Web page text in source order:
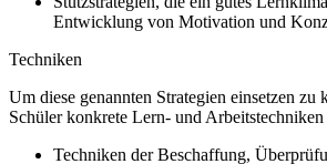
Entwicklung von Motivation und
Techniken
Um diese genannten Strategien einsetzen zu
Schüler konkrete Lern- und
Techniken der Beschaffung,